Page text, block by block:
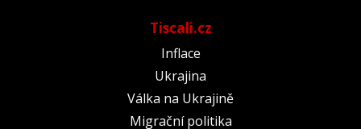
Tiscali.cz
Inflace
Ukrajina
Válka na Ukrajině
Migrační politika